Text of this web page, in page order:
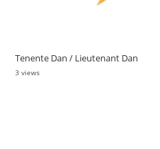
Tenente Dan / Lieutenant Dan
3 views